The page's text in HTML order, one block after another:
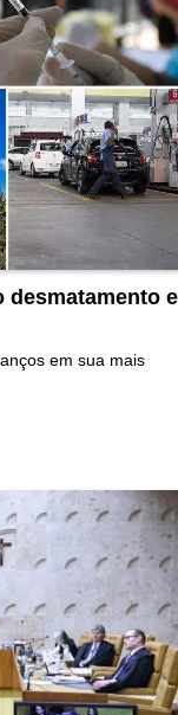
desmatamento e
em sua mais